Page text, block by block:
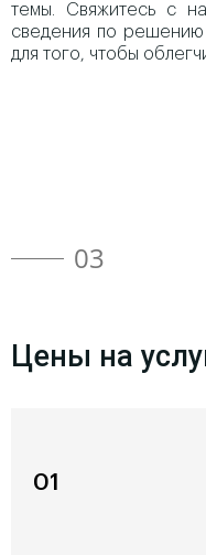
темы. Свяжитесь с
сведения по
для того, чтобы
03
Цены на
01